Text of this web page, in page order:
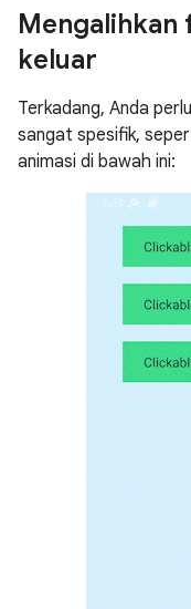
Mengalihkan
keluar
Terkadang, Anda
sangat spesifik,
animasi di bawah ini: